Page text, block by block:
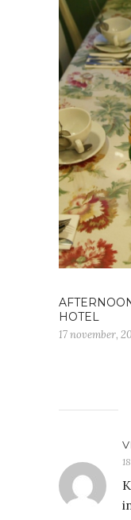
HOTEL
17 november,